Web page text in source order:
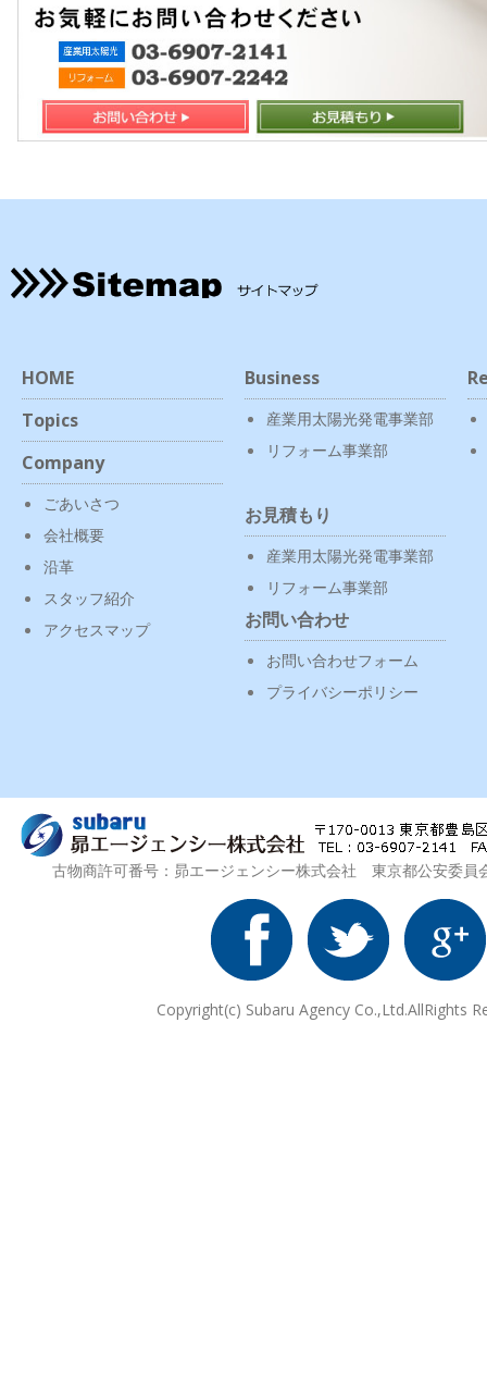
HOME
Topics
Company
ごあいさつ
会社概要
沿革
スタッフ紹介
アクセスマップ
Business
産業用太陽光発電事業部
リフォーム事業部
お見積もり
産業用太陽光発電事業部
リフォーム事業部
お問い合わせ
お問い合わせフォーム
プライバシーポリシー
古物商許可番号：昴エージェンシー株式会社 東京都公安委
Copyright(c) Subaru Agency Co.,Ltd.AllRights